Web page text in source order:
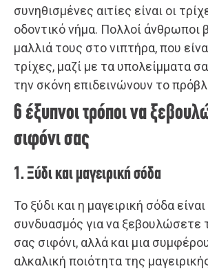
συνηθισμένες αιτίες είναι οι
οδοντικό νήμα. Πολλοί άνθρωποι
μαλλιά τους στο νιπτήρα, που
τρίχες, μαζί με τα υπολείμματα
την σκόνη επιδεινώνουν το
6 έξυπνοι τρόποι να
σιφόνι σας
1. Ξύδι και μαγειρική σόδα
Το ξύδι και η μαγειρική σόδα
συνδυασμός για να ξεβουλώσετε
σας σιφόνι, αλλά και μια
αλκαλική ποιότητα της